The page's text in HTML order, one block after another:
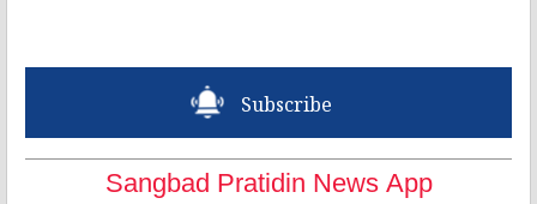
Subscribe
Sangbad Pratidin News App